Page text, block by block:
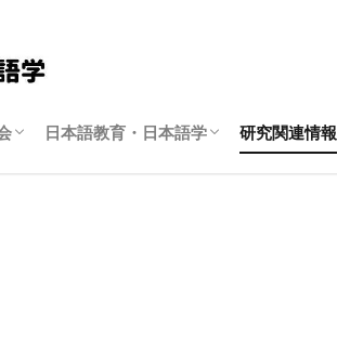
日本語教育・日本語学 研究関連情報